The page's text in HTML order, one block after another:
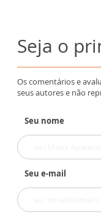
Seja o
Os comentários e
seus autores e não
Seu nome
Seu e-mail